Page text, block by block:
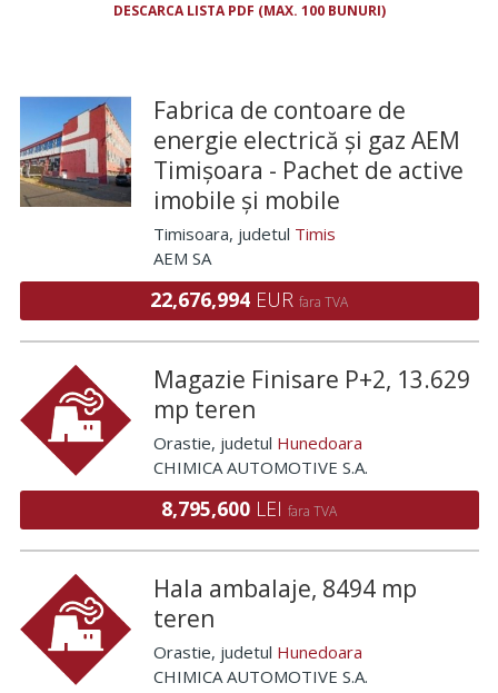
DESCARCA LISTA PDF (MAX. 100 BUNURI)
Fabrica de contoare de
energie electrică și gaz AEM
Timișoara - Pachet de active
imobile și mobile
Timisoara, judetul Timis
AEM SA
22,676,994 EUR fara TVA
Magazie Finisare P+2, 13.629
mp teren
Orastie, judetul Hunedoara
CHIMICA AUTOMOTIVE S.A.
8,795,600 LEI fara TVA
Hala ambalaje, 8494 mp
teren
Orastie, judetul Hunedoara
CHIMICA AUTOMOTIVE S.A.